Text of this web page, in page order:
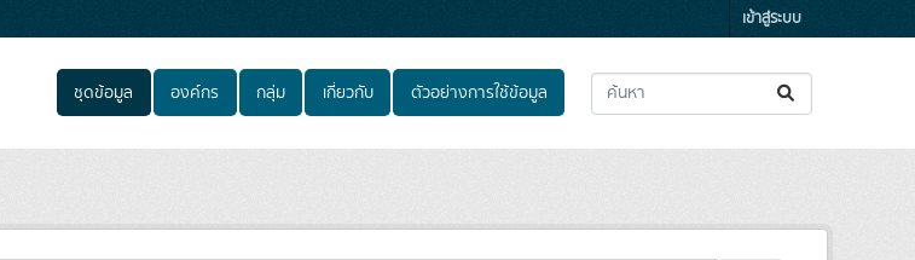
เข้าสู่ระบบ
ชุดข้อมูล องค์กร กลุ่ม เกี่ยวกับ ตัวอย่างการใช้ข้อมูล